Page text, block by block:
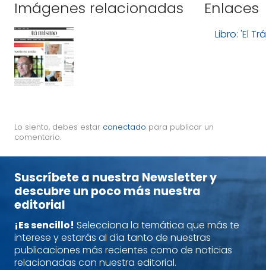
Imágenes relacionadas Enlaces
Libro: 'El
Lo siento, debes estar conectado para publicar un
comentario.
Suscríbete a nuestra Newsletter y
descubre un poco más nuestra
editorial
¡Es sencillo! Selecciona la temática que más te
interese y estarás al día tanto de nuestras
publicaciones más recientes como de noticias
relacionadas con nuestra editorial.